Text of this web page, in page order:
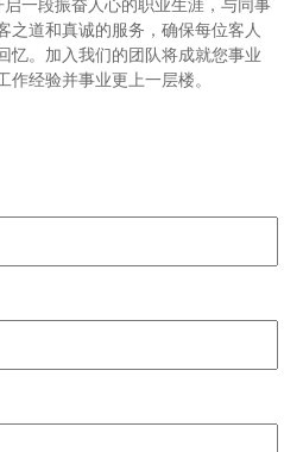
一段振奋人心的职业生涯，与同事
之道和真诚的服务，确保每位客人
忆。加入我们的团队将成就您事业
经验并事业更上一层楼。